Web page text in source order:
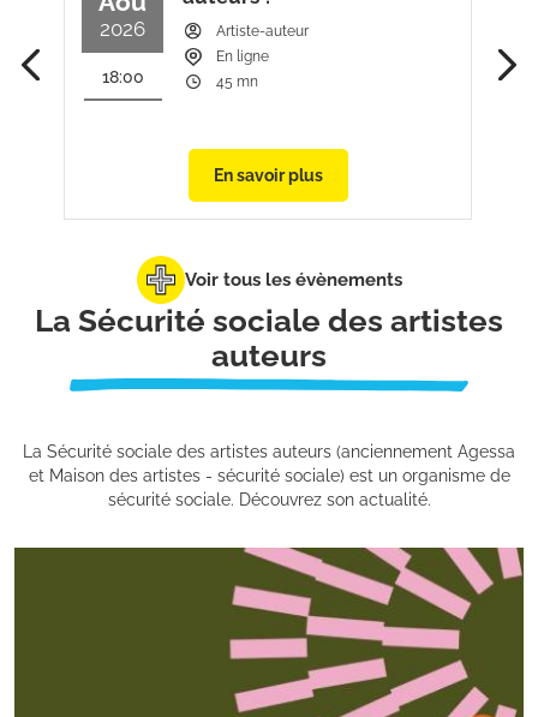
2026
18:00
Artiste-auteur
En ligne
45 mn
En savoir plus
Voir tous les évènements
La Sécurité sociale des artistes
auteurs
La Sécurité sociale des artistes auteurs (anciennement Agessa
et Maison des artistes - sécurité sociale) est un organisme de
sécurité sociale. Découvrez son actualité.